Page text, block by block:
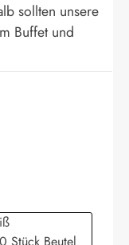
sollten unsere
Buffet und